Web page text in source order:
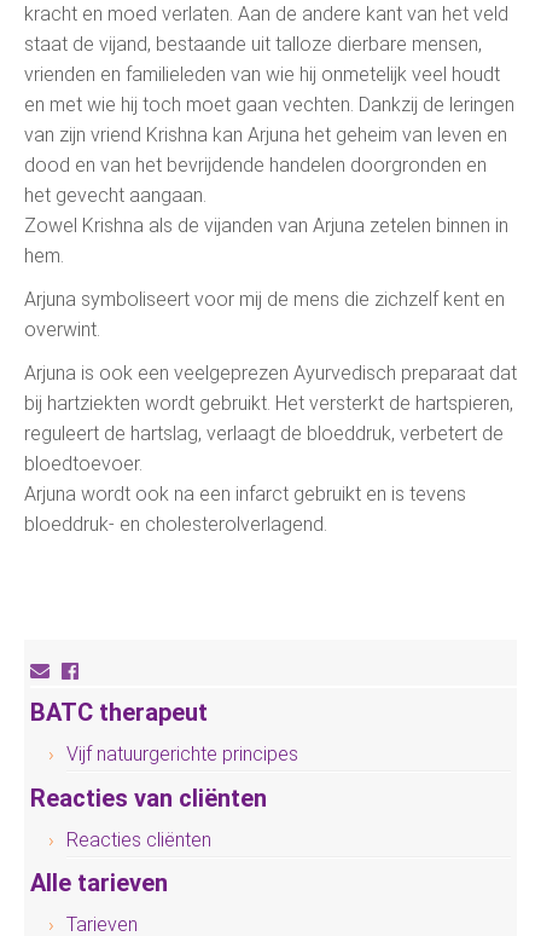
kracht en moed verlaten. Aan de andere kant van het veld
staat de vijand, bestaande uit talloze dierbare mensen,
vrienden en familieleden van wie hij onmetelijk veel houdt
en met wie hij toch moet gaan vechten. Dankzij de leringen
van zijn vriend Krishna kan Arjuna het geheim van leven en
dood en van het bevrijdende handelen doorgronden en
het gevecht aangaan.
Zowel Krishna als de vijanden van Arjuna zetelen binnen in
hem.
Arjuna symboliseert voor mij de mens die zichzelf kent en
overwint.
Arjuna is ook een veelgeprezen Ayurvedisch preparaat dat
bij hartziekten wordt gebruikt. Het versterkt de hartspieren,
reguleert de hartslag, verlaagt de bloeddruk, verbetert de
bloedtoevoer.
Arjuna wordt ook na een infarct gebruikt en is tevens
bloeddruk- en cholesterolverlagend.
BATC therapeut
Vijf natuurgerichte principes
Reacties van cliënten
Reacties cliënten
Alle tarieven
Tarieven